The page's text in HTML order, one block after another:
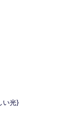
い光}